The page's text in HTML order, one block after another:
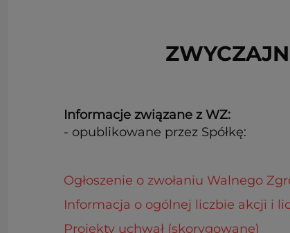
Informacje związane z WZ:
- opublikowane przez Spółkę:
Ogłoszenie o zwołaniu Walnego
Informacja o ogólnej liczbie akcji i
Projekty uchwał (skorygowane)